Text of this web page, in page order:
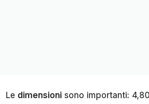
Le dimensioni sono importanti: